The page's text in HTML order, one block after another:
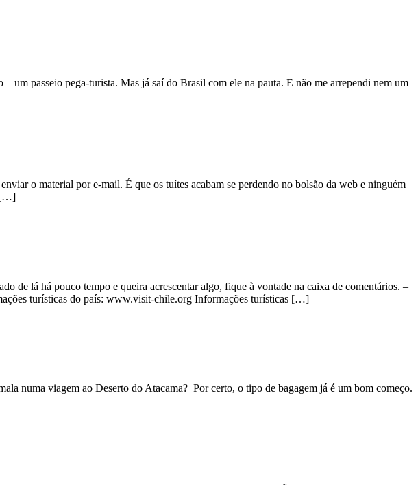
um passeio pega-turista. Mas já saí do Brasil com ele na pauta. E não me arrependi nem um
o material por e-mail. É que os tuítes acabam se perdendo no bolsão da web e ninguém
[…]
de lá há pouco tempo e queira acrescentar algo, fique à vontade na caixa de comentários. –
turísticas do país: www.visit-chile.org Informações turísticas […]
numa viagem ao Deserto do Atacama? Por certo, o tipo de bagagem já é um bom começo.